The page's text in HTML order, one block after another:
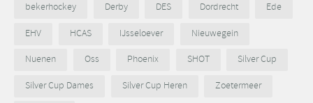
bekerhockey
Derby DES Dordrecht
Ede
EHV
HCAS IJsseloever
Nieuwegein
Nuenen
Oss Phoenix SHOT
Silver Cup
Silver Cup Dames
Silver Cup Heren
Zoetermeer